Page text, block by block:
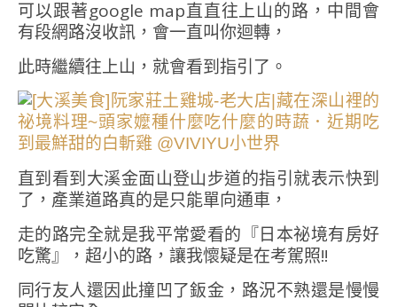
可以跟著google map直直往上山的路，中間會
有段網路沒收訊，會一直叫你迴轉，
此時繼續往上山，就會看到指引了。
直到看到大溪金面山登山步道的指引就表示快到
了，產業道路真的是只能單向通車，
走的路完全就是我平常愛看的『日本祕境有房好
吃驚』，超小的路，讓我懷疑是在考駕照!!
同行友人還因此撞凹了鈑金，路況不熟還是慢慢